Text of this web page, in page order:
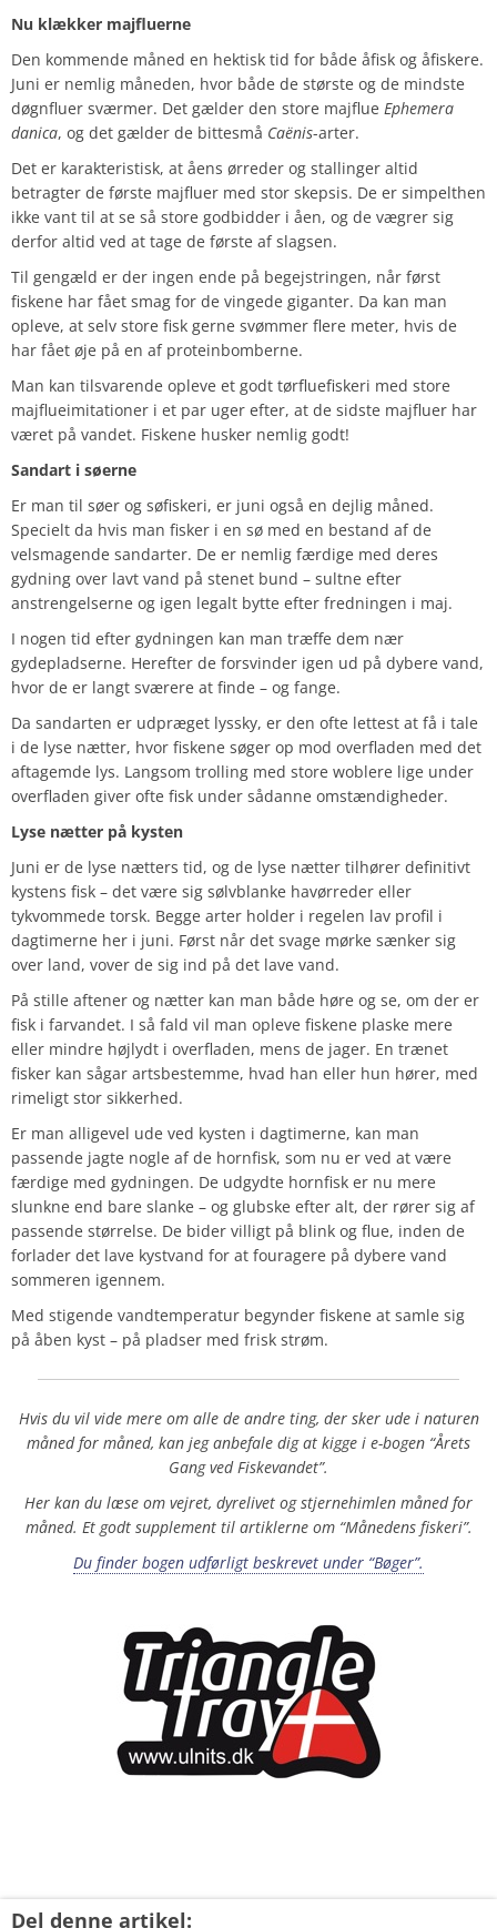
Nu klækker majfluerne
Den kommende måned en hektisk tid for både åfisk og åfiskere.
Juni er nemlig måneden, hvor både de største og de mindste
døgnfluer sværmer. Det gælder den store majflue Ephemera
danica, og det gælder de bittesmå Caënis-arter.
Det er karakteristisk, at åens ørreder og stallinger altid
betragter de første majfluer med stor skepsis. De er simpelthen
ikke vant til at se så store godbidder i åen, og de vægrer sig
derfor altid ved at tage de første af slagsen.
Til gengæld er der ingen ende på begejstringen, når først
fiskene har fået smag for de vingede giganter. Da kan man
opleve, at selv store fisk gerne svømmer flere meter, hvis de
har fået øje på en af proteinbomberne.
Man kan tilsvarende opleve et godt tørfluefiskeri med store
majflueimitationer i et par uger efter, at de sidste majfluer har
været på vandet. Fiskene husker nemlig godt!
Sandart i søerne
Er man til søer og søfiskeri, er juni også en dejlig måned.
Specielt da hvis man fisker i en sø med en bestand af de
velsmagende sandarter. De er nemlig færdige med deres
gydning over lavt vand på stenet bund – sultne efter
anstrengelserne og igen legalt bytte efter fredningen i maj.
I nogen tid efter gydningen kan man træffe dem nær
gydepladserne. Herefter de forsvinder igen ud på dybere vand,
hvor de er langt sværere at finde – og fange.
Da sandarten er udpræget lyssky, er den ofte lettest at få i tale
i de lyse nætter, hvor fiskene søger op mod overfladen med det
aftagemde lys. Langsom trolling med store woblere lige under
overfladen giver ofte fisk under sådanne omstændigheder.
Lyse nætter på kysten
Juni er de lyse nætters tid, og de lyse nætter tilhører definitivt
kystens fisk – det være sig sølvblanke havørreder eller
tykvommede torsk. Begge arter holder i regelen lav profil i
dagtimerne her i juni. Først når det svage mørke sænker sig
over land, vover de sig ind på det lave vand.
På stille aftener og nætter kan man både høre og se, om der er
fisk i farvandet. I så fald vil man opleve fiskene plaske mere
eller mindre højlydt i overfladen, mens de jager. En trænet
fisker kan sågar artsbestemme, hvad han eller hun hører, med
rimeligt stor sikkerhed.
Er man alligevel ude ved kysten i dagtimerne, kan man
passende jagte nogle af de hornfisk, som nu er ved at være
færdige med gydningen. De udgydte hornfisk er nu mere
slunkne end bare slanke – og glubske efter alt, der rører sig af
passende størrelse. De bider villigt på blink og flue, inden de
forlader det lave kystvand for at fouragere på dybere vand
sommeren igennem.
Med stigende vandtemperatur begynder fiskene at samle sig
på åben kyst – på pladser med frisk strøm.
Hvis du vil vide mere om alle de andre ting, der sker ude i naturen
måned for måned, kan jeg anbefale dig at kigge i e-bogen “Årets
Gang ved Fiskevandet”.
Her kan du læse om vejret, dyrelivet og stjernehimlen måned for
måned. Et godt supplement til artiklerne om “Månedens fiskeri”.
Du finder bogen udførligt beskrevet under “Bøger”.
Del denne artikel: